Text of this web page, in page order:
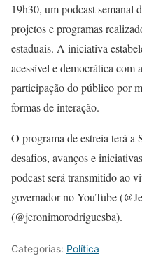
19h30, um podcast semanal
projetos e programas
estaduais. A iniciativa
acessível e democrática com
participação do público por
formas de interação.
O programa de estreia terá a
desafios, avanços e
podcast será transmitido ao
governador no YouTube
(@jeronimorodriguesba).
Categorias: Política